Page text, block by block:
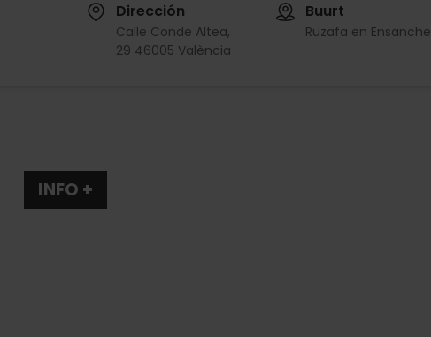
Dirección
Calle Conde Altea,
29 46005 València
Buurt
Ruzafa en Ensanche
INFO +